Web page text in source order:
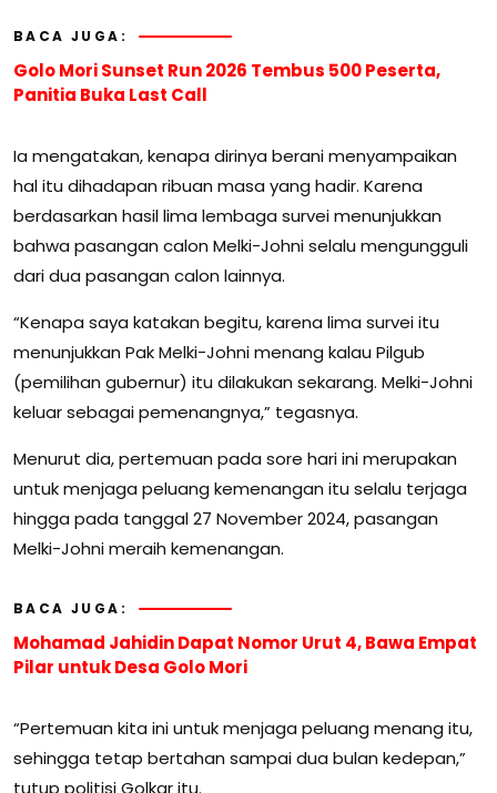
BACA JUGA:
Golo Mori Sunset Run 2026 Tembus 500 Peserta,
Panitia Buka Last Call
Ia mengatakan, kenapa dirinya berani menyampaikan
hal itu dihadapan ribuan masa yang hadir. Karena
berdasarkan hasil lima lembaga survei menunjukkan
bahwa pasangan calon Melki-Johni selalu mengungguli
dari dua pasangan calon lainnya.
“Kenapa saya katakan begitu, karena lima survei itu
menunjukkan Pak Melki-Johni menang kalau Pilgub
(pemilihan gubernur) itu dilakukan sekarang. Melki-Johni
keluar sebagai pemenangnya,” tegasnya.
Menurut dia, pertemuan pada sore hari ini merupakan
untuk menjaga peluang kemenangan itu selalu terjaga
hingga pada tanggal 27 November 2024, pasangan
Melki-Johni meraih kemenangan.
BACA JUGA:
Mohamad Jahidin Dapat Nomor Urut 4, Bawa Empat
Pilar untuk Desa Golo Mori
“Pertemuan kita ini untuk menjaga peluang menang itu,
sehingga tetap bertahan sampai dua bulan kedepan,”
tutup politisi Golkar itu.